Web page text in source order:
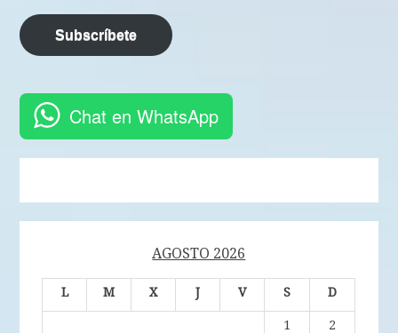
Subscríbete
Chat en WhatsApp
AGOSTO 2026
L M X J V S D
1
2